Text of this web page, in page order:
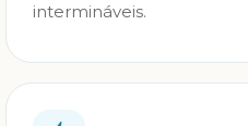
intermináveis.